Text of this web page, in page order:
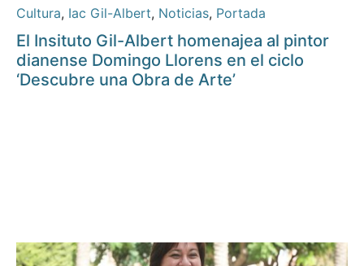
Cultura, Iac Gil-Albert, Noticias, Portada
El Insituto Gil-Albert homenajea al pintor
dianense Domingo Llorens en el ciclo
‘Descubre una Obra de Arte’